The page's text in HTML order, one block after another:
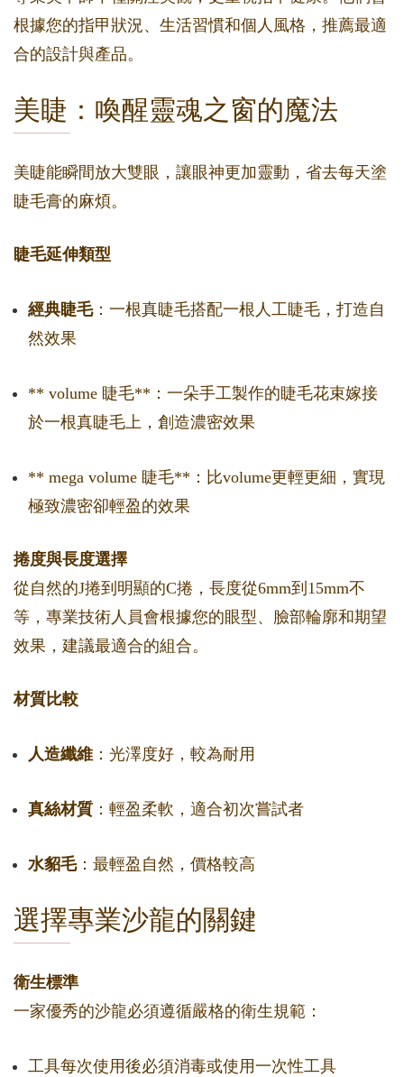
根據您的指甲狀況、生活習慣和個人風格，推薦最適
合的設計與產品。
美睫：喚醒靈魂之窗的魔法
美睫能瞬間放大雙眼，讓眼神更加靈動，省去每天塗
睫毛膏的麻煩。
睫毛延伸類型
經典睫毛：一根真睫毛搭配一根人工睫毛，打造自
然效果
** volume 睫毛**：一朵手工製作的睫毛花束嫁接
於一根真睫毛上，創造濃密效果
** mega volume 睫毛**：比volume更輕更細，實現
極致濃密卻輕盈的效果
捲度與長度選擇
從自然的J捲到明顯的C捲，長度從6mm到15mm不
等，專業技術人員會根據您的眼型、臉部輪廓和期望
效果，建議最適合的組合。
材質比較
人造纖維 ：光澤度好，較為耐用
真絲材質 ：輕盈柔軟，適合初次嘗試者
水貂毛：最輕盈自然，價格較高
選擇專業沙龍的關鍵
衛生標準
一家優秀的沙龍必須遵循嚴格的衛生規範：
工具每次使用後必須消毒或使用一次性工具